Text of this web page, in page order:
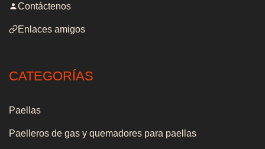
Contáctenos
Enlaces amigos
CATEGORÍAS
Paellas
Paelleros de gas y quemadores para paellas